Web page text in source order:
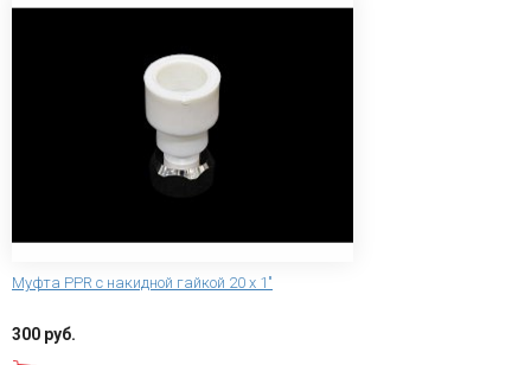
Муфта PPR с накидной гайкой 20 х 1"
300 руб.